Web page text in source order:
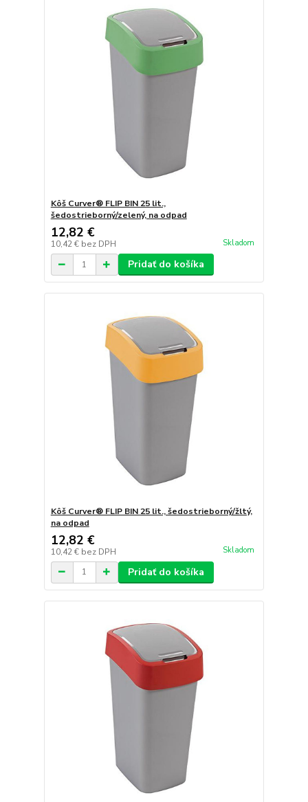
Kôš Curver® FLIP BIN 25 lit.,
šedostrieborný/zelený, na odpad
12,82 €
10,42 € bez DPH Skladom
Pridať do košíka
Kôš Curver® FLIP BIN 25 lit., šedostrieborný/žltý,
na odpad
12,82 €
10,42 € bez DPH Skladom
Pridať do košíka